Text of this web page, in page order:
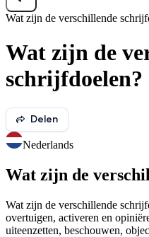
Wat zijn de verschillende
Wat zijn de
schrijfdoelen?
Delen
Nederlands
Wat zijn de
Wat zijn de verschillende
overtuigen, activeren en
uiteenzetten, beschouwen,